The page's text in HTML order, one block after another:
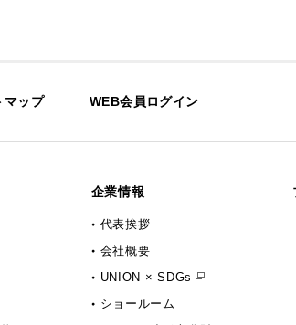
マップ WEB会員ログイン
企業情報
代表挨拶
会社概要
UNION × SDGs
ショールーム